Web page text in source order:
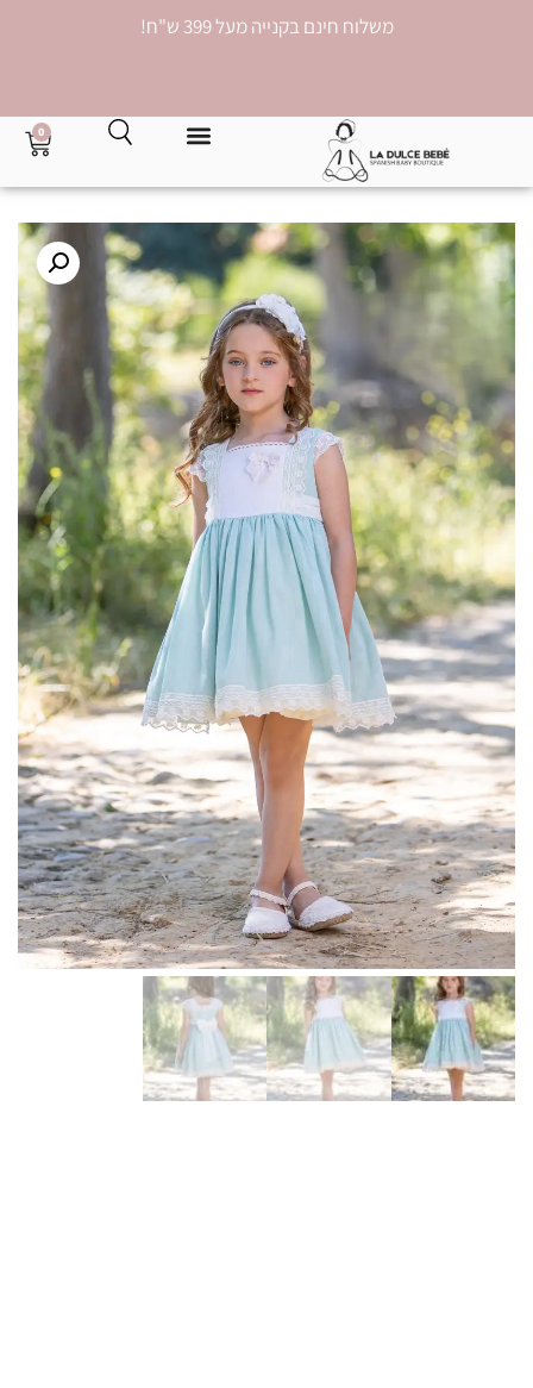
משלוח חינם בקנייה מעל 399 ש"ח!
0